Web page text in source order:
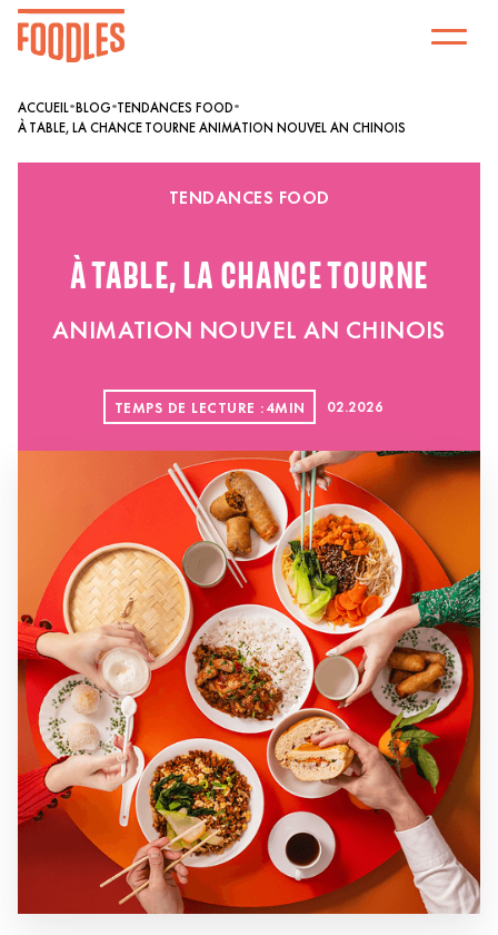
ACCUEIL•BLOG•TENDANCES FOOD•
À TABLE, LA CHANCE TOURNE‍ ANIMATION NOUVEL AN CHINOIS
TENDANCES FOOD
À TABLE, LA CHANCE TOURNE‍
ANIMATION NOUVEL AN CHINOIS
TEMPS DE LECTURE :4MIN 02.2026